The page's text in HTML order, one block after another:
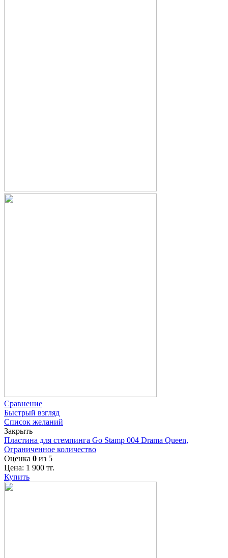
Сравнение
Быстрый взгляд
Список желаний
Закрыть
Пластина для стемпинга Go Stamp 004 Drama Queen,
Ограниченное количество
Оценка 0 из 5
Цена: 1 900 тг.
Купить